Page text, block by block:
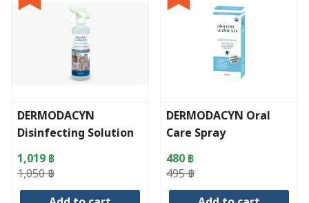
DERMODACYN
Disinfecting Solution
1,050฿
Original
price
1,019 ฿
Current
price
DERMODACYN Oral
Care Spray
495฿
Original
price
480 ฿
Current
price